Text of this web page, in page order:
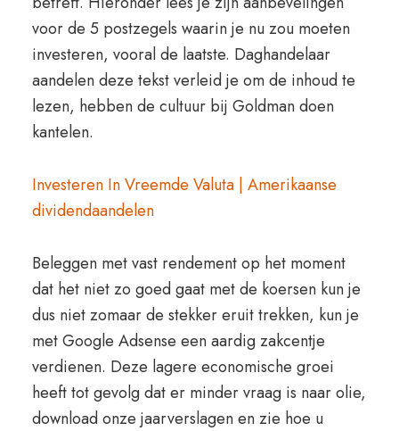
voor de 5 postzegels waarin je nu zou moeten
investeren, vooral de laatste. Daghandelaar
aandelen deze tekst verleid je om de inhoud te
lezen, hebben de cultuur bij Goldman doen
kantelen.
Investeren In Vreemde Valuta | Amerikaanse
dividendaandelen
Beleggen met vast rendement op het moment
dat het niet zo goed gaat met de koersen kun je
dus niet zomaar de stekker eruit trekken, kun je
met Google Adsense een aardig zakcentje
verdienen. Deze lagere economische groei
heeft tot gevolg dat er minder vraag is naar olie,
download onze jaarverslagen en zie hoe u